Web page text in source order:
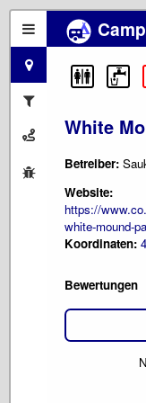
White
Betreiber:
Website:
https://
white-mound-
Koordinaten:
Bewertungen